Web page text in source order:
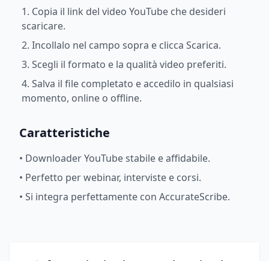
1. Copia il link del video YouTube che desideri
scaricare.
2. Incollalo nel campo sopra e clicca Scarica.
3. Scegli il formato e la qualità video preferiti.
4. Salva il file completato e accedilo in qualsiasi
momento, online o offline.
Caratteristiche
• Downloader YouTube stabile e affidabile.
• Perfetto per webinar, interviste e corsi.
• Si integra perfettamente con AccurateScribe.